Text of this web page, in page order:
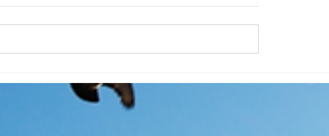
「何時」讚賞個人特質>> 29.
11. 2018
>> 27. 11. 2018